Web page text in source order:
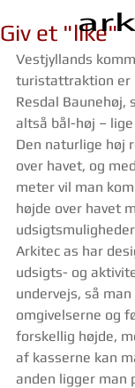
Giv et "like"
Vestjyllands
turistattraktion er
Resdal Baunehøj,
altså bål-høj –
Den naturlige høj
over havet, og
meter vil man
højde over havet
Arkitec as har
udsigts- og
undervejs, så man
omgivelserne og
forskellig højde,
af kasserne kan
anden ligger man